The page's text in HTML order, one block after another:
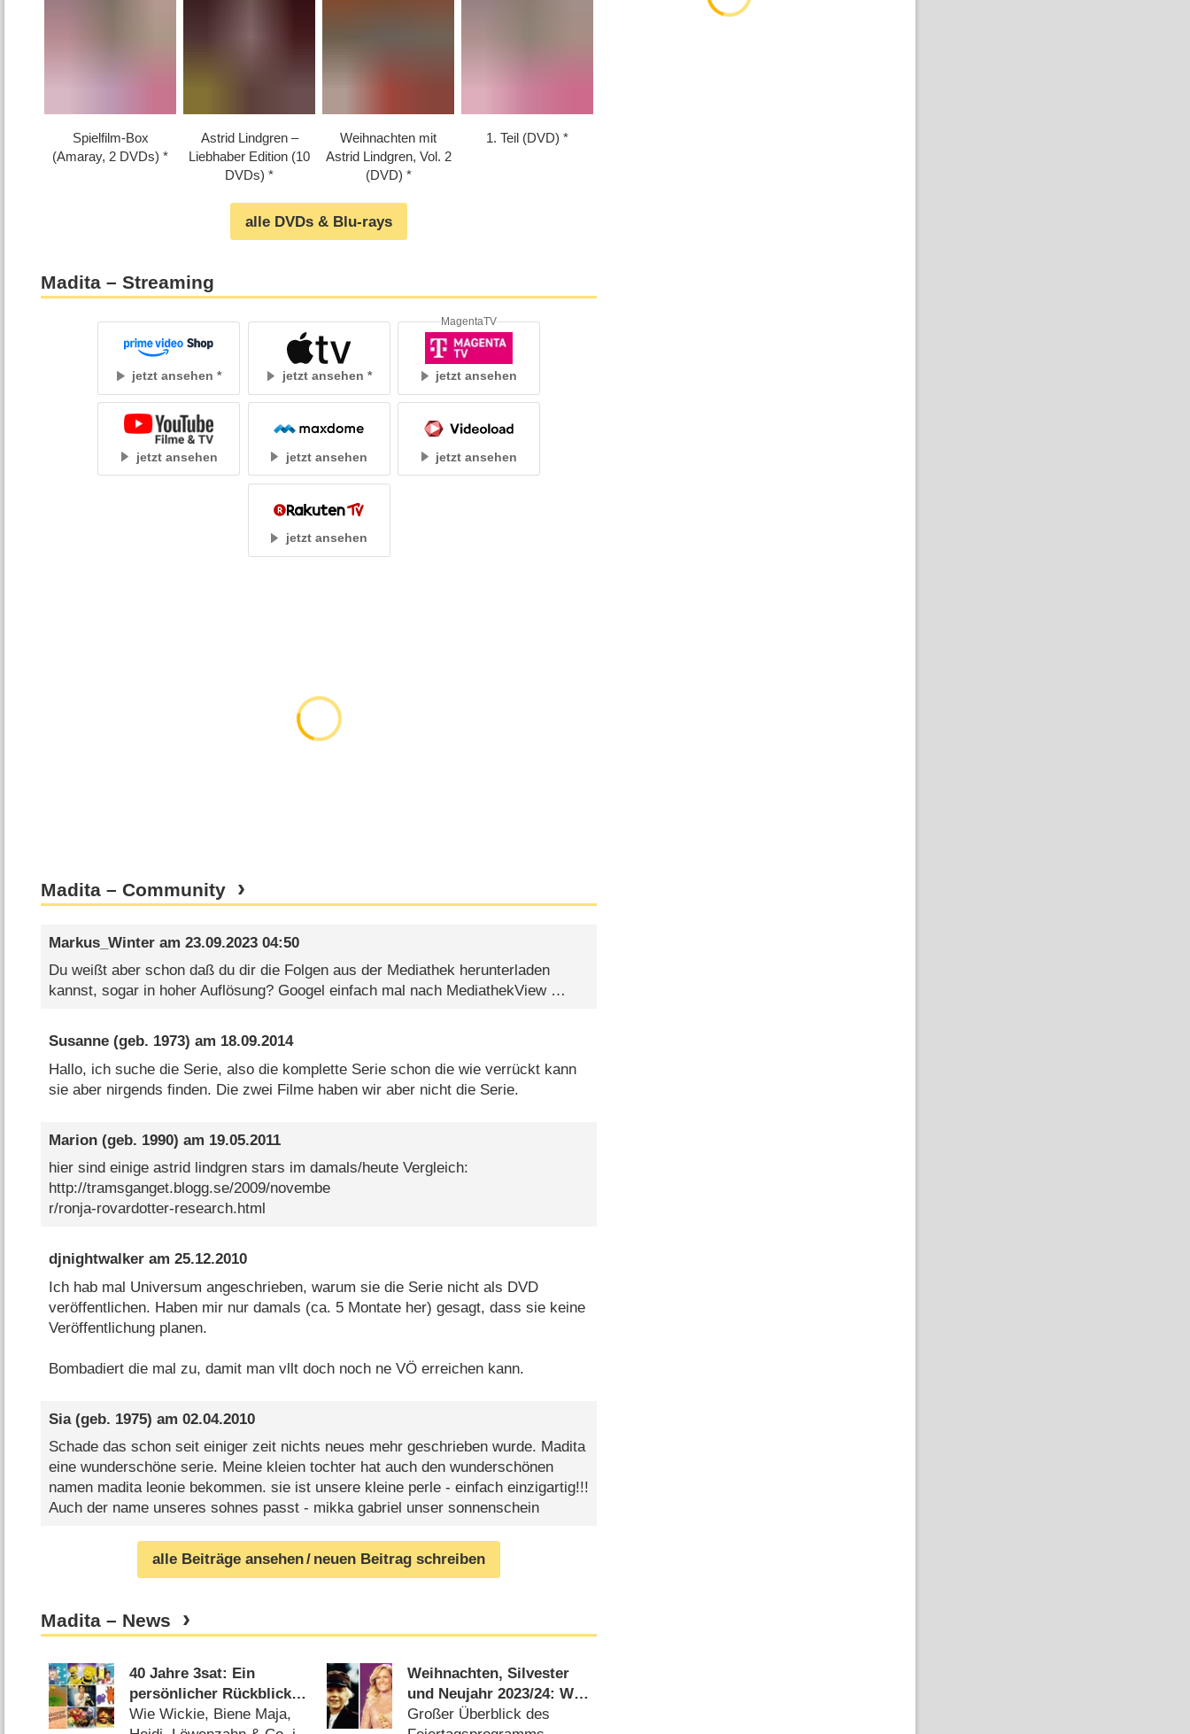
Spielfilm-Box
(Amaray, 2 DVDs)
Astrid Lindgren –
Liebhaber Edition (10
DVDs)
Weihnachten mit
Astrid Lindgren, Vol. 2
(DVD)
1. Teil (DVD)
alle DVDs & Blu-rays
Madita – Streaming
jetzt ansehen jetzt ansehen jetzt ansehen
MagentaTV
jetzt ansehen jetzt ansehen jetzt ansehen
jetzt ansehen
Madita – Community
Markus_Winteram 23.09.2023 04:50
Du weißt aber schon daß du dir die Folgen aus der Mediathek herunterladen
kannst, sogar in hoher Auflösung? Googel einfach mal nach MediathekView …
Susanne(geb. 1973) am 18.09.2014
Hallo, ich suche die Serie, also die komplette Serie schon die wie verrückt kann
sie aber nirgends finden. Die zwei Filme haben wir aber nicht die Serie.
Marion(geb. 1990) am 19.05.2011
hier sind einige astrid lindgren stars im damals/heute Vergleich:
http://tramsganget.blogg.se/2009/novembe
r/ronja-rovardotter-research.html
djnightwalkeram 25.12.2010
Ich hab mal Universum angeschrieben, warum sie die Serie nicht als DVD
veröffentlichen. Haben mir nur damals (ca. 5 Montate her) gesagt, dass sie keine
Veröffentlichung planen.
Bombadiert die mal zu, damit man vllt doch noch ne VÖ erreichen kann.
Sia(geb. 1975) am 02.04.2010
Schade das schon seit einiger zeit nichts neues mehr geschrieben wurde. Madita
eine wunderschöne serie. Meine kleien tochter hat auch den wunderschönen
namen madita leonie bekommen. sie ist unsere kleine perle - einfach einzigartig!!!
Auch der name unseres sohnes passt - mikka gabriel unser sonnenschein
alle Beiträge ansehen/ neuen Beitrag schreiben
Madita – News
40 Jahre 3sat: Ein
persönlicher Rückblick
auf das ehemalige
Wie Wickie, Biene Maja,
Weihnachten, Silvester
und Neujahr 2023/​24: Was
zeigen ZDF, ZDFneo und
Großer Überblick des